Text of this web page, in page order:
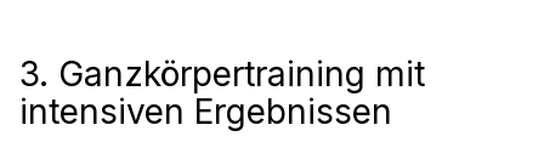
3. Ganzkörpertraining mit
intensiven Ergebnissen